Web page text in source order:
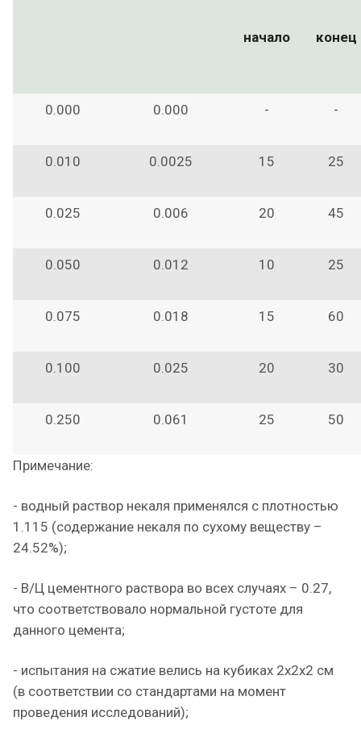
начало конец
0.000 0.000 - -
0.010 0.0025 15 25
0.025 0.006 20 45
0.050 0.012 10 25
0.075 0.018 15 60
0.100 0.025 20 30
0.250 0.061 25 50
Примечание:
- водный раствор некаля применялся с плотностью
1.115 (содержание некаля по сухому веществу –
24.52%);
- В/Ц цементного раствора во всех случаях – 0.27,
что соответствовало нормальной густоте для
данного цемента;
- испытания на сжатие велись на кубиках 2х2х2 см
(в соответствии со стандартами на момент
проведения исследований);